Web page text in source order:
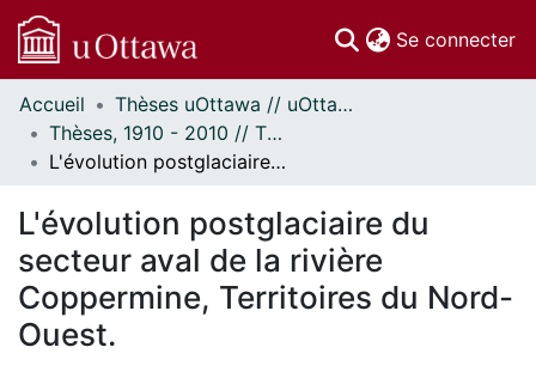
Se connecter
Communautés
et collections
Parcourir
À propos
Accueil
Thèses uOttawa // uOttawa Theses
Thèses, 1910 - 2010 // Theses, 1910 - 2010
L'évolution postglaciaire du secteur aval de la rivière Coppermine, Territoires du Nord-Ouest.
L'évolution postglaciaire du
secteur aval de la rivière
Coppermine, Territoires du Nord-
Ouest.